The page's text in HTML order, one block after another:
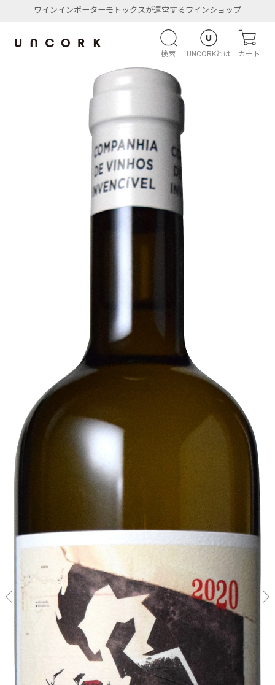
ワインインポーターモトックスが運営するワインショップ
検索 UNCORKとは カート